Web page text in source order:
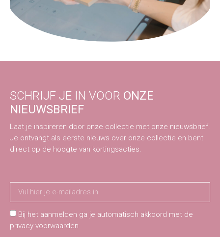
SCHRIJF JE IN VOOR ONZE
NIEUWSBRIEF
Laat je inspireren door onze collectie met onze nieuwsbrief.
Je ontvangt als eerste nieuws over onze collectie en bent
direct op de hoogte van kortingsacties.
Bij het aanmelden ga je automatisch akkoord met de
privacy voorwaarden